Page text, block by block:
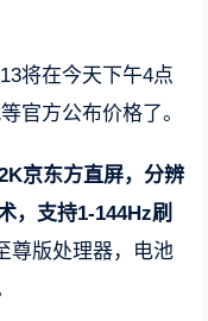
将在今天下午4点
官方公布价格了。
京东方直屏，分辨
，支持1-144Hz刷
尊版处理器，电池